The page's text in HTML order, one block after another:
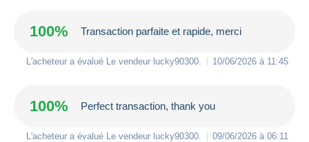
100% Transaction parfaite et rapide, merci
L'acheteur a évalué Le vendeur lucky90300 10/06/2026 à 11:45
100% Perfect transaction, thank you
L'acheteur a évalué Le vendeur lucky90300 09/06/2026 à 06:11